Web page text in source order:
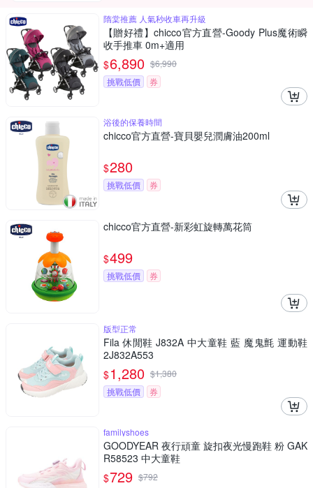
隋棠推薦 人氣秒收車再升級
【贈好禮】chicco官方直營-Goody Plus魔術瞬
收手推車 0m+適用
$6,890 $6,990
挑戰低價
券
浴後的保養時間
chicco官方直營-寶貝嬰兒潤膚油200ml
$280
挑戰低價 券
chicco官方直營-新彩虹旋轉萬花筒
$499
挑戰低價 券
版型正常
Fila 休閒鞋 J832A 中大童鞋 藍 魔鬼氈 運動鞋
2J832A553
$1,280 $1,380
挑戰低價
券
familyshoes
GOODYEAR 夜行頑童 旋扣夜光慢跑鞋 粉 GAK
R58523 中大童鞋
$729 $792